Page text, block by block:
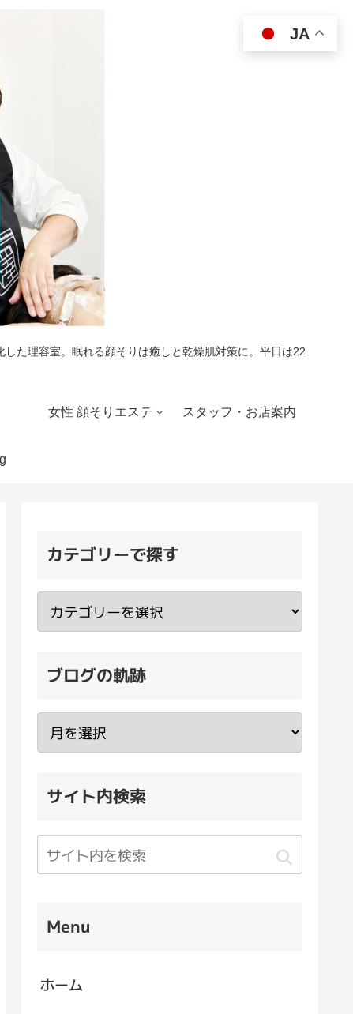
た理容室。眠れる顔そりは癒しと乾燥肌対策に。平日は22
女性 顔そりエステ スタッフ・お店案内
カテゴリーで探す
ブログの軌跡
サイト内検索
Menu
ホーム
JA